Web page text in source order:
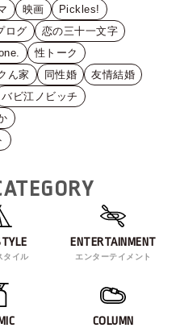
映画
Pickles!
ログ
恋の三十一文字
性トーク
ん家 同性婚
友情結婚
バビ江ノビッチ
タイル
ENTERTAINMENT
エンターテイメント
COLUMN